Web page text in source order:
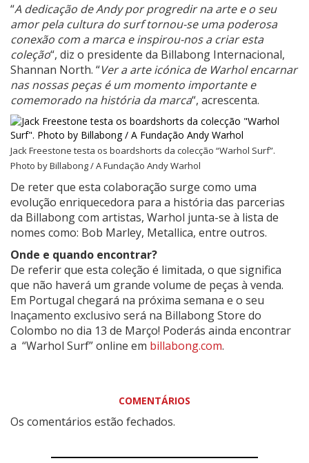
“A dedicação de Andy por progredir na arte e o seu
amor pela cultura do surf tornou-se uma poderosa
conexão com a marca e inspirou-nos a criar esta
coleção“, diz o presidente da Billabong Internacional,
Shannan North. “Ver a arte icónica de Warhol encarnar
nas nossas peças é um momento importante e
comemorado na história da marca“, acrescenta.
Jack Freestone testa os boardshorts da colecção “Warhol Surf”.
Photo by Billabong / A Fundação Andy Warhol
De reter que esta colaboração surge como uma
evolução enriquecedora para a história das parcerias
da Billabong com artistas, Warhol junta-se à lista de
nomes como: Bob Marley, Metallica, entre outros.
Onde e quando encontrar?
De referir que esta coleção é limitada, o que significa
que não haverá um grande volume de peças à venda.
Em Portugal chegará na próxima semana e o seu
lnaçamento exclusivo será na Billabong Store do
Colombo no dia 13 de Março! Poderás ainda encontrar
a “Warhol Surf” online em billabong.com.
COMENTÁRIOS
Os comentários estão fechados.